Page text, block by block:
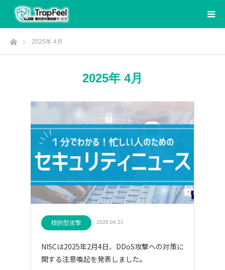
ホーム2025年 4月
2025年 4月
標的型攻撃 2025.04.21
NISCは2025年2月4日、DDoS攻撃への対策に
関する注意喚起を発表しました。